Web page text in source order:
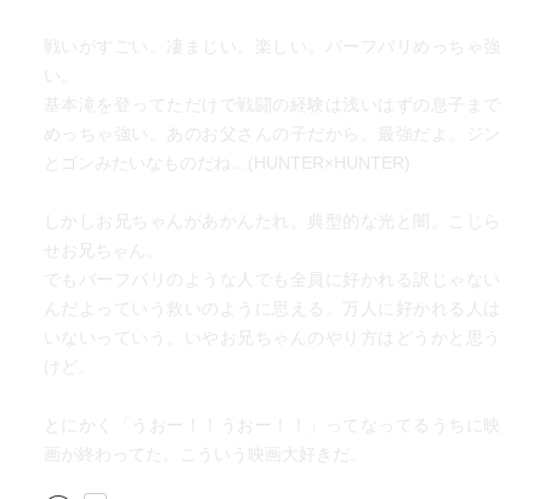
戦いがすごい。凄まじい。楽しい。バーフバリめっちゃ強
い。
基本滝を登ってただけで戦闘の経験は浅いはずの息子まで
めっちゃ強い。あのお父さんの子だから。最強だよ。ジン
とゴンみたいなものだね…(HUNTER×HUNTER)
しかしお兄ちゃんがあかんたれ。典型的な光と闇。こじら
せお兄ちゃん。
でもバーフバリのような人でも全員に好かれる訳じゃない
んだよっていう救いのように思える。万人に好かれる人は
いないっていう。いやお兄ちゃんのやり方はどうかと思う
けど。
とにかく「うおー！！うおー！！」ってなってるうちに映
画が終わってた。こういう映画大好きだ。